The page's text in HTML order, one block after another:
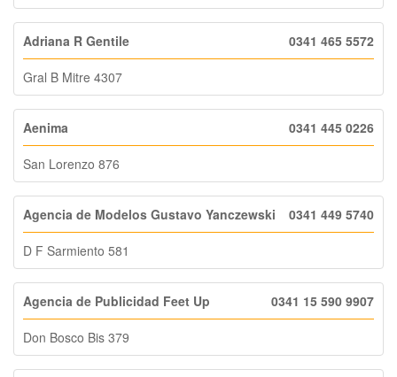
Adriana R Gentile 0341 465 5572
Gral B Mitre 4307
Aenima 0341 445 0226
San Lorenzo 876
Agencia de Modelos Gustavo Yanczewski 0341 449 5740
D F Sarmiento 581
Agencia de Publicidad Feet Up 0341 15 590 9907
Don Bosco Bis 379